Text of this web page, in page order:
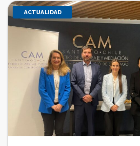
ACTUALIDAD